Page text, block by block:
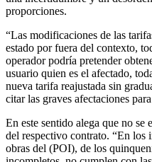
proporciones.
“Las modificaciones de las
estado por fuera del contexto,
operador podría pretender
usuario quien es el afectado,
nueva tarifa reajustada sin
citar las graves afectaciones
En este sentido alega que no
del respectivo contrato. “En los
obras del (POI), de los